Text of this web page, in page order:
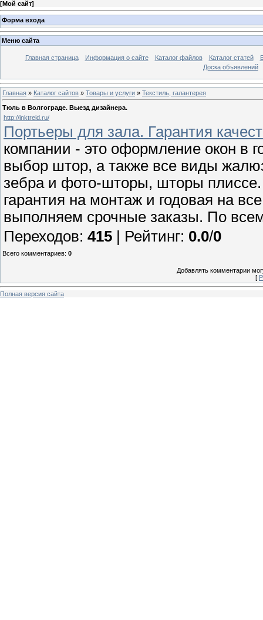
[Мой сайт]
Форма входа
Меню сайта
Главная страница Информация о сайте Каталог файлов Каталог статей
Доска объявлений
Главная » Каталог сайтов » Товары и услуги » Текстиль, галантерея
Тюль в Волгограде. Выезд дизайнера.
http://inktreid.ru/
Портьеры для зала. Гарантия
компании - это оформление окон в
выбор штор, а также все виды
зебра и фото-шторы, шторы
гарантия на монтаж и годовая на
выполняем срочные заказы. По
Переходов: 415 | Рейтинг: 0.0/0
Всего комментариев: 0
Добавлять комментарии
[
Полная версия сайта